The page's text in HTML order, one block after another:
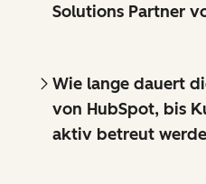
Solutions Partner
Wie lange dauert
von HubSpot, bis
aktiv betreut